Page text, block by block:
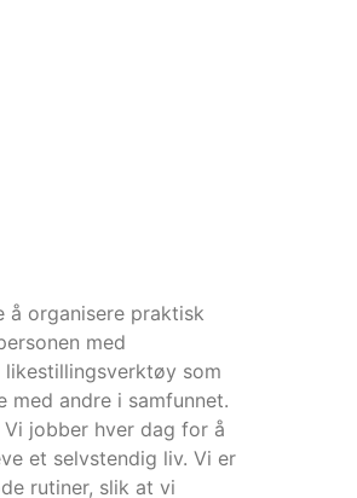
å organisere praktisk
med
som
andre i samfunnet.
Vi jobber hver dag for å
et selvstendig liv. Vi er
rutiner, slik at vi